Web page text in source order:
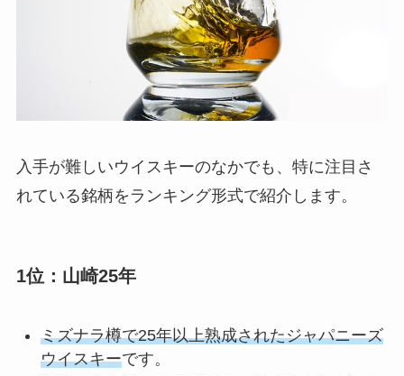
入手が難しいウイスキーのなかでも、特に注目さ
れている銘柄をランキング形式で紹介します。
1位：山崎25年
ミズナラ樽で25年以上熟成されたジャパニーズ
ウイスキーです。